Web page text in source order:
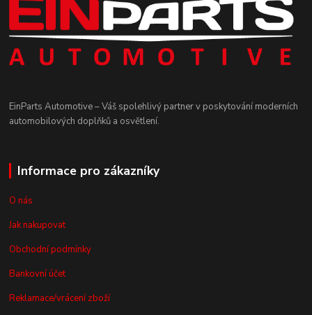
EinParts Automotive – Váš spolehlivý partner v poskytování moderních
automobilových doplňků a osvětlení.
Informace pro zákazníky
O nás
Jak nakupovat
Obchodní podmínky
Bankovní účet
Reklamace/vrácení zboží